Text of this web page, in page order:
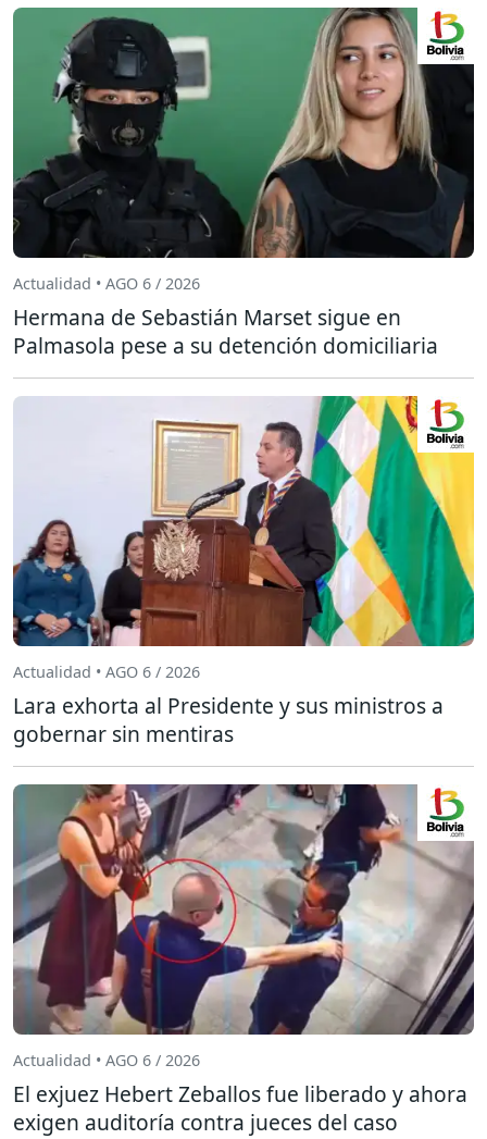
Actualidad • AGO 6 / 2026
Hermana de Sebastián Marset sigue en
Palmasola pese a su detención domiciliaria
Actualidad • AGO 6 / 2026
Lara exhorta al Presidente y sus ministros a
gobernar sin mentiras
Actualidad • AGO 6 / 2026
El exjuez Hebert Zeballos fue liberado y ahora
exigen auditoría contra jueces del caso